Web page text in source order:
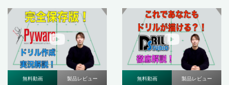
無料動画 製品レビュー 無料動画 製品レビュー